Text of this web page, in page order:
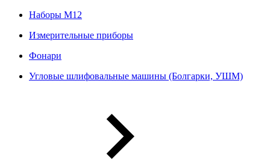
Наборы М12
Измерительные приборы
Фонари
Угловые шлифовальные машины (Болгарки, УШМ)